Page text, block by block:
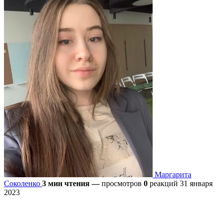
Маргарита
Соколенко 3 мин чтения —просмотров 0 реакций 31 января
2023